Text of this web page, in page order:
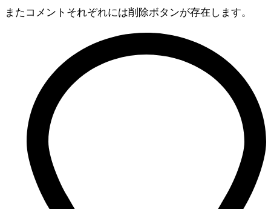
またコメントそれぞれには削除ボタンが存在します。